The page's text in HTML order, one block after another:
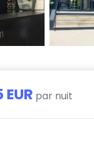
EUR par nuit